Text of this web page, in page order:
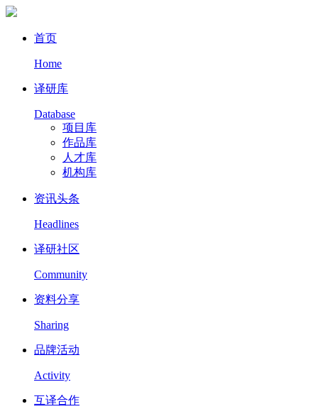
首页
Home
译研库
Database
项目库
作品库
人才库
机构库
资讯头条
Headlines
译研社区
Community
资料分享
Sharing
品牌活动
Activity
互译合作